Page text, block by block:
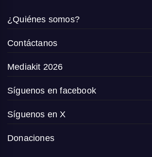
¿Quiénes somos?
Contáctanos
Mediakit 2026
Síguenos en facebook
Síguenos en X
Donaciones